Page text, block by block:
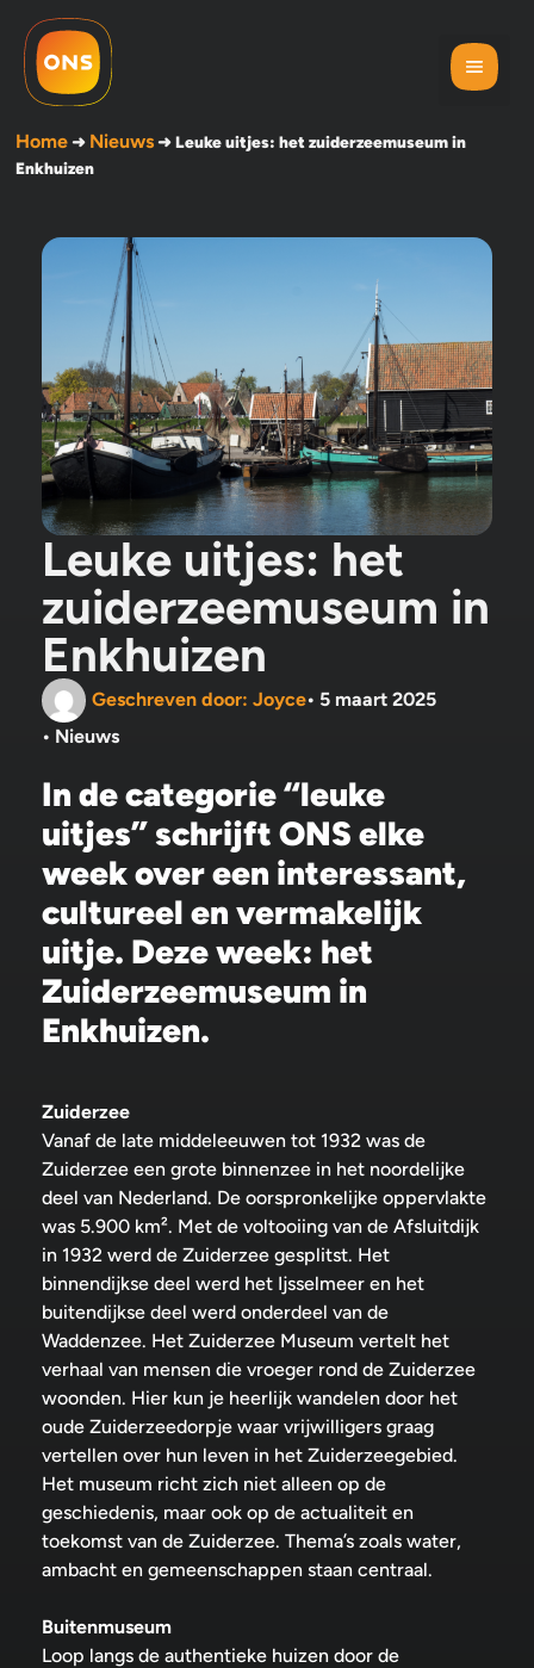
Home➜ Nieuws➜Leuke uitjes: het zuiderzeemuseum in
Enkhuizen
Leuke uitjes: het
zuiderzeemuseum in
Enkhuizen
Geschreven door: Joyce• 5 maart 2025
• Nieuws
In de categorie “leuke
uitjes” schrijft ONS elke
week over een interessant,
cultureel en vermakelijk
uitje. Deze week: het
Zuiderzeemuseum in
Enkhuizen.
Zuiderzee
Vanaf de late middeleeuwen tot 1932 was de
Zuiderzee een grote binnenzee in het noordelijke
deel van Nederland. De oorspronkelijke oppervlakte
was 5.900 km². Met de voltooiing van de Afsluitdijk
in 1932 werd de Zuiderzee gesplitst. Het
binnendijkse deel werd het Ijsselmeer en het
buitendijkse deel werd onderdeel van de
Waddenzee. Het Zuiderzee Museum vertelt het
verhaal van mensen die vroeger rond de Zuiderzee
woonden. Hier kun je heerlijk wandelen door het
oude Zuiderzeedorpje waar vrijwilligers graag
vertellen over hun leven in het Zuiderzeegebied.
Het museum richt zich niet alleen op de
geschiedenis, maar ook op de actualiteit en
toekomst van de Zuiderzee. Thema’s zoals water,
ambacht en gemeenschappen staan centraal.
Buitenmuseum
Loop langs de authentieke huizen door de